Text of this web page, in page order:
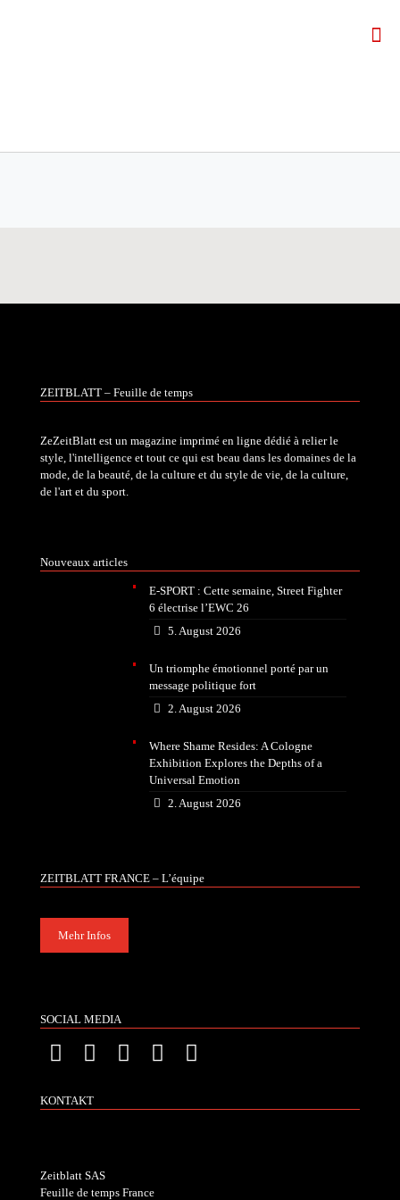
ZEITBLATT – Feuille de temps
ZeZeitBlatt est un magazine imprimé en ligne dédié à relier le
style, l'intelligence et tout ce qui est beau dans les domaines de la
mode, de la beauté, de la culture et du style de vie, de la culture,
de l'art et du sport.
Nouveaux articles
E-SPORT : Cette semaine, Street Fighter
6 électrise l’EWC 26
5. August 2026
Un triomphe émotionnel porté par un
message politique fort
2. August 2026
Where Shame Resides: A Cologne
Exhibition Explores the Depths of a
Universal Emotion
2. August 2026
ZEITBLATT FRANCE – L’équipe
Mehr Infos
SOCIAL MEDIA
KONTAKT
Zeitblatt SAS
Feuille de temps France